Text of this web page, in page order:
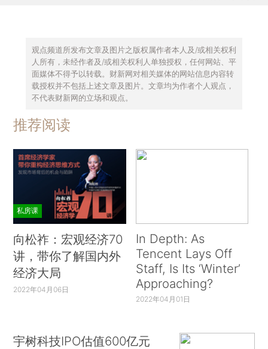
观点频道所发布文章及图片之版权属作者本人及/或相关权利
人所有，未经作者及/或相关权利人单独授权，任何网站、平
面媒体不得予以转载。财新网对相关媒体的网站信息内容转
载授权并不包括上述文章及图片。文章均为作者个人观点，
不代表财新网的立场和观点。
推荐阅读
私房课
向松祚：宏观经济70
讲，带你了解国内外
经济大局
2022年04月06日
In Depth: As
Tencent Lays Off
Staff, Is Its ‘Winter’
Approaching?
2022年04月01日
宇树科技IPO估值600亿元